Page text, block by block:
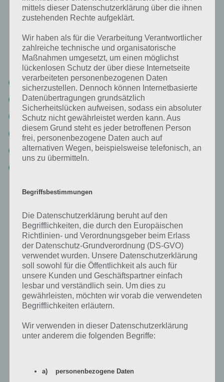
Ihr müsst die Kanonen also wie folgt einstellen:
Links oben -> Rechts Unten
Links mitte -> Rechts oben
Links unten -> Rechts Mitte
Rechts oben -> Links mitte
Rechts mitte -> Links oben
Abschließend noch die Lösung zu Level 55 von 100 Doors Aliens
Space. Diese hat es nochmal in sich. Vielen Dank an die Lösung bei
Nicki. Der Kreis hat 360 Grad. Ich hab jeden Kreis angetippt und
gezählt wie oft er braucht bis er wieder auf 0 steht.
Nun hab ich 360 durch diese Zahlen gerechnet und das Ergebnis 18,
72, 48, 120, 15 und 60 erhalten. Wenn man diese Zahlen jetzt den
Pfeilen der Skizze nach eingibt (18 15 72 120 48 60) hat man die
Lösung.
100 Doors Aliens Space Level 56 Lösung
hinzugefügt und hier die Lösung dazu: In Level 56 müsst ihr die
mittels dieser Datenschutzerklärung über die ihnen
zustehenden Rechte aufgeklärt.
Wir haben als für die Verarbeitung Verantwortlicher
zahlreiche technische und organisatorische
Maßnahmen umgesetzt, um einen möglichst
lückenlosen Schutz der über diese Internetseite
verarbeiteten personenbezogenen Daten
sicherzustellen. Dennoch können Internetbasierte
Datenübertragungen grundsätzlich
Sicherheitslücken aufweisen, sodass ein absoluter
Schutz nicht gewährleistet werden kann. Aus
diesem Grund steht es jeder betroffenen Person
frei, personenbezogene Daten auch auf
alternativen Wegen, beispielsweise telefonisch, an
uns zu übermitteln.
Begriffsbestimmungen
Die Datenschutzerklärung beruht auf den
Begrifflichkeiten, die durch den Europäischen
Richtlinien- und Verordnungsgeber beim Erlass
der Datenschutz-Grundverordnung (DS-GVO)
verwendet wurden. Unsere Datenschutzerklärung
soll sowohl für die Öffentlichkeit als auch für
unsere Kunden und Geschäftspartner einfach
lesbar und verständlich sein. Um dies zu
gewährleisten, möchten wir vorab die verwendeten
Begrifflichkeiten erläutern.
Wir verwenden in dieser Datenschutzerklärung
unter anderem die folgenden Begriffe:
a) personenbezogene Daten